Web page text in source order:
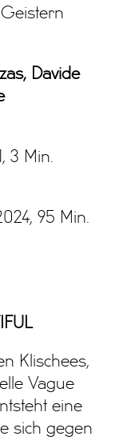
Davide
3 Min.
95 Min.
Klischees,
Vague
eine
sich gegen